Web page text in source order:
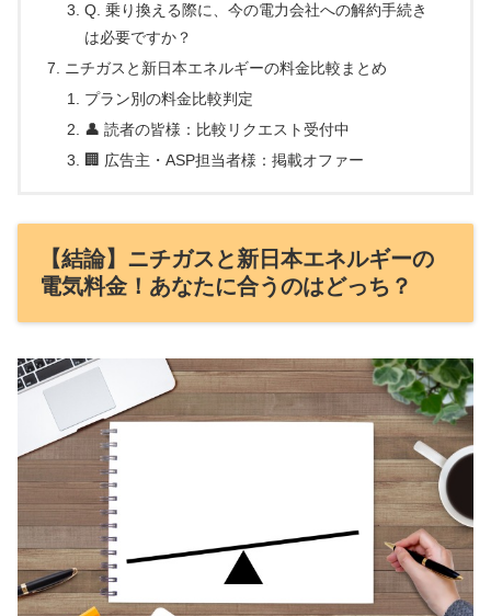
Q. 乗り換える際に、今の電力会社への解約手続き
は必要ですか？
ニチガスと新日本エネルギーの料金比較まとめ
プラン別の料金比較判定
👤 読者の皆様：比較リクエスト受付中
🏢 広告主・ASP担当者様：掲載オファー
【結論】ニチガスと新日本エネルギーの
電気料金！あなたに合うのはどっち？